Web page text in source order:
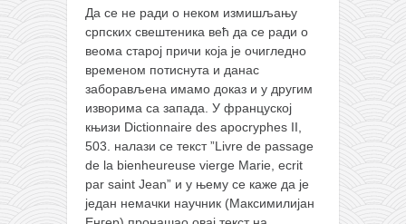
Да се не ради о неком измишљању
српских свештеника већ да се ради о
веома старој причи која је очигледно
временом потиснута и данас
заборављена имамо доказ и у другим
изворима са запада. У француској
књизи Dictionnaire des apocryphes II,
503. налази се текст ”Livre de passage
de la bienheureuse vierge Marie, ecrit
par saint Jean” и у њему се каже да је
један немачки научник (Максимилијан